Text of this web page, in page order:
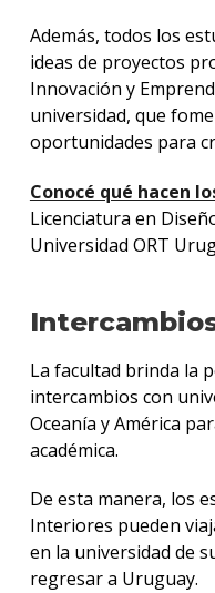
Además, todos los
ideas de proyectos
Innovación y
universidad, que
oportunidades para
Conocé qué hacen
Licenciatura en
Universidad ORT
La facultad brinda la
intercambios con
Oceanía y América
académica.
De esta manera, los
Interiores pueden
en la universidad de
regresar a Uruguay.